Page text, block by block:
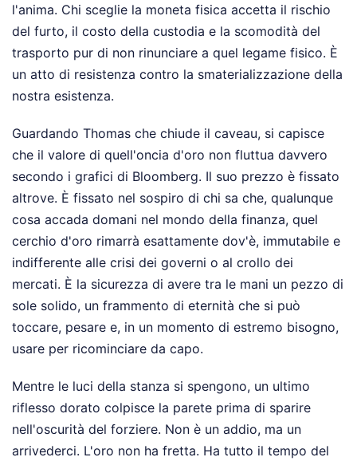
l'anima. Chi sceglie la moneta fisica accetta il rischio
del furto, il costo della custodia e la scomodità del
trasporto pur di non rinunciare a quel legame fisico. È
un atto di resistenza contro la smaterializzazione della
nostra esistenza.
Guardando Thomas che chiude il caveau, si capisce
che il valore di quell'oncia d'oro non fluttua davvero
secondo i grafici di Bloomberg. Il suo prezzo è fissato
altrove. È fissato nel sospiro di chi sa che, qualunque
cosa accada domani nel mondo della finanza, quel
cerchio d'oro rimarrà esattamente dov'è, immutabile e
indifferente alle crisi dei governi o al crollo dei
mercati. È la sicurezza di avere tra le mani un pezzo di
sole solido, un frammento di eternità che si può
toccare, pesare e, in un momento di estremo bisogno,
usare per ricominciare da capo.
Mentre le luci della stanza si spengono, un ultimo
riflesso dorato colpisce la parete prima di sparire
nell'oscurità del forziere. Non è un addio, ma un
arrivederci. L'oro non ha fretta. Ha tutto il tempo del